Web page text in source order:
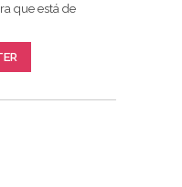
tecido com um
da
que está de